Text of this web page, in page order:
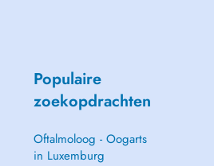
Populaire
zoekopdrachten
Oftalmoloog - Oogarts
in Luxemburg